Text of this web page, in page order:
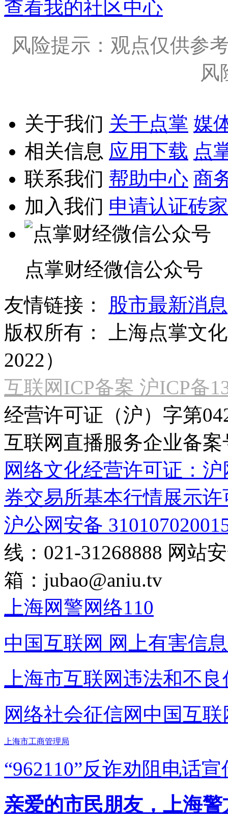
查看我的社区中心
风险提示：观点仅供参
风
关于我们 关于点掌 媒
相关信息 应用下载 点
联系我们 帮助中心 商
加入我们 申请认证砖家
点掌财经微信公众号
友情链接：
股市最新消息
版权所有：
上海点掌文
2022）
互联网ICP备案 沪ICP备
经营许可证（沪）字第
互联网直播服务企业备案
网络文化经营许可证：
券交易所基本行情展示许
沪公网安备
线：021-31268888 网站
箱： jubao@aniu.tv
上海网警网络110
中国互联网 网上有害信
上海市互联网违法和不
网络社会征信网 中国互
上海市工商管理局
“962110”反诈劝阻电话宣
亲爱的市民朋友，上海